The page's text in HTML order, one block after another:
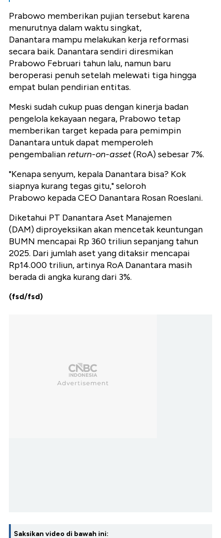
Prabowo memberikan pujian tersebut karena
menurutnya dalam waktu singkat,
Danantara mampu melakukan kerja reformasi
secara baik. Danantara sendiri diresmikan
Prabowo Februari tahun lalu, namun baru
beroperasi penuh setelah melewati tiga hingga
empat bulan pendirian entitas.
Meski sudah cukup puas dengan kinerja badan
pengelola kekayaan negara, Prabowo tetap
memberikan target kepada para pemimpin
Danantara untuk dapat memperoleh
pengembalianreturn-on-asset(RoA) sebesar 7%.
"Kenapa senyum, kepala Danantara bisa? Kok
siapnya kurang tegas gitu," seloroh
Prabowo kepada CEO Danantara Rosan Roeslani.
Diketahui PT Danantara Aset Manajemen
(DAM) diproyeksikan akan mencetak keuntungan
BUMN mencapai Rp 360 triliun sepanjang tahun
2025. Dari jumlah aset yang ditaksir mencapai
Rp14.000 triliun, artinya RoA Danantara masih
berada di angka kurang dari 3%.
(fsd/fsd)
Saksikan video di bawah ini: